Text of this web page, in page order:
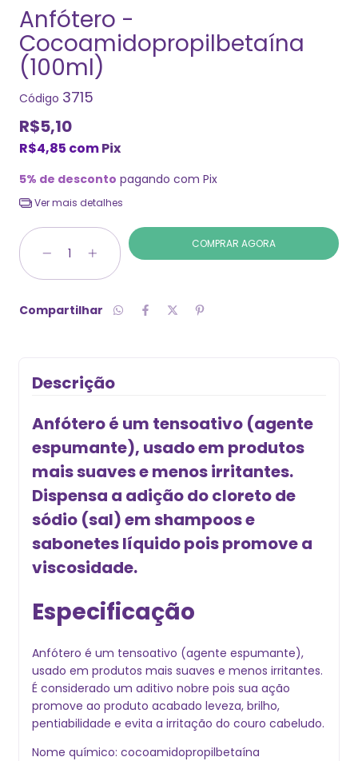
Anfótero -
Cocoamidopropilbetaína
(100ml)
Código 3715
R$5,10
R$4,85 comPix
5% de desconto pagando com Pix
Ver mais detalhes
Compartilhar
Descrição
Anfótero é um tensoativo (agente
espumante), usado em produtos
mais suaves e menos irritantes.
Dispensa a adição do cloreto de
sódio (sal) em shampoos e
sabonetes líquido pois promove a
viscosidade.
Especificação
Anfótero é um tensoativo (agente espumante),
usado em produtos mais suaves e menos irritantes.
É considerado um aditivo nobre pois sua ação
promove ao produto acabado leveza, brilho,
pentiabilidade e evita a irritação do couro cabeludo.
Nome químico: cocoamidopropilbetaína